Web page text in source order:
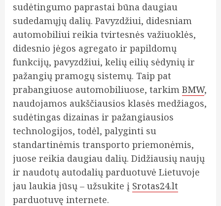
sudėtingumo paprastai būna daugiau
sudedamųjų dalių. Pavyzdžiui, didesniam
automobiliui reikia tvirtesnės važiuoklės,
didesnio jėgos agregato ir papildomų
funkcijų, pavyzdžiui, kelių eilių sėdynių ir
pažangių pramogų sistemų. Taip pat
prabangiuose automobiliuose, tarkim BMW,
naudojamos aukščiausios klasės medžiagos,
sudėtingas dizainas ir pažangiausios
technologijos, todėl, palyginti su
standartinėmis transporto priemonėmis,
juose reikia daugiau dalių. Didžiausių naujų
ir naudotų autodalių parduotuvė Lietuvoje
jau laukia jūsų – užsukite į Srotas24.lt
parduotuvę internete.